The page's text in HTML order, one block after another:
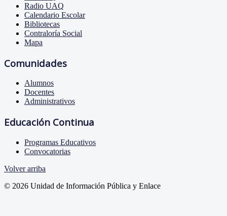
Radio UAQ
Calendario Escolar
Bibliotecas
Contraloría Social
Mapa
Comunidades
Alumnos
Docentes
Administrativos
Educación Continua
Programas Educativos
Convocatorias
Volver arriba
© 2026 Unidad de Información Pública y Enlace